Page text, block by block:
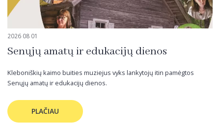
2026 08 01
Senųjų amatų ir edukacijų dienos
Kleboniškių kaimo buities muziejus vyks lankytojų itin pamėgtos
Senųjų amatų ir edukacijų dienos.
PLAČIAU